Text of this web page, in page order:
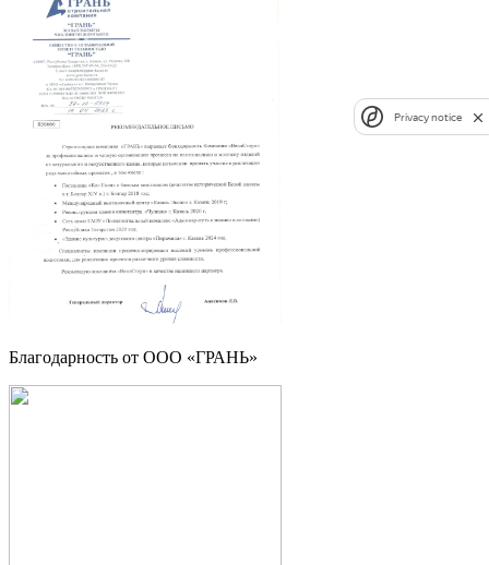
Благодарность от OOO «ГРАНЬ»
Privacy notice